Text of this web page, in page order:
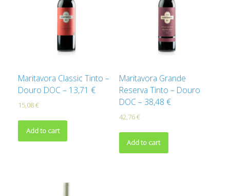
Maritavora Classic Tinto –
Douro DOC – 13,71 €
15,08€
Add to cart
Maritavora Grande
Reserva Tinto – Douro
DOC – 38,48 €
42,76€
Add to cart